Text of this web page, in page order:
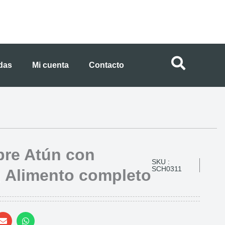
Mi cuenta Contacto
Atún con
Alimento completo
SKU :
SCH0311